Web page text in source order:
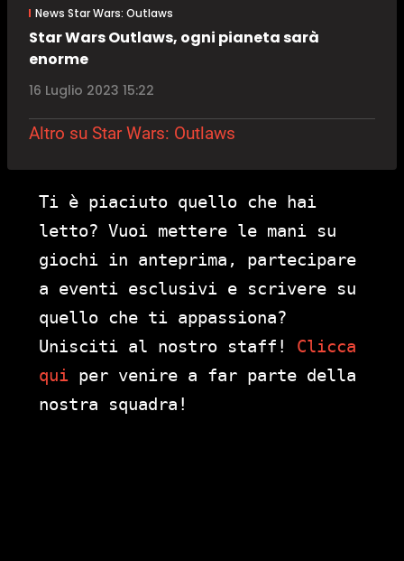
News Star Wars: Outlaws
Star Wars Outlaws, ogni pianeta sarà
enorme
16 Luglio 2023 15:22
Altro su Star Wars: Outlaws
Ti è piaciuto quello che hai
letto? Vuoi mettere le mani su
giochi in anteprima, partecipare
a eventi esclusivi e scrivere su
quello che ti appassiona?
Unisciti al nostro staff! Clicca
qui per venire a far parte della
nostra squadra!